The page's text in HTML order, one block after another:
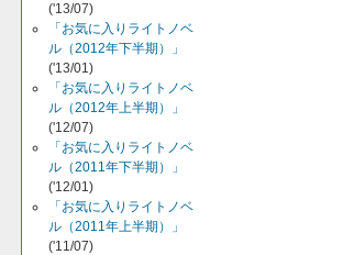
('13/07)
「お気に入りライトノベ
ル（2012年下半期）」
('13/01)
「お気に入りライトノベ
ル（2012年上半期）」
('12/07)
「お気に入りライトノベ
ル（2011年下半期）」
('12/01)
「お気に入りライトノベ
ル（2011年上半期）」
('11/07)